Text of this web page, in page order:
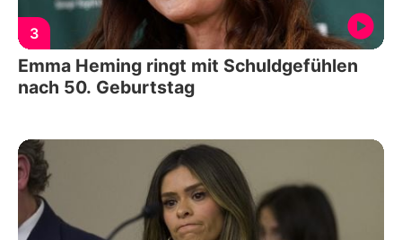
3
Emma Heming ringt mit Schuldgefühlen
nach 50. Geburtstag